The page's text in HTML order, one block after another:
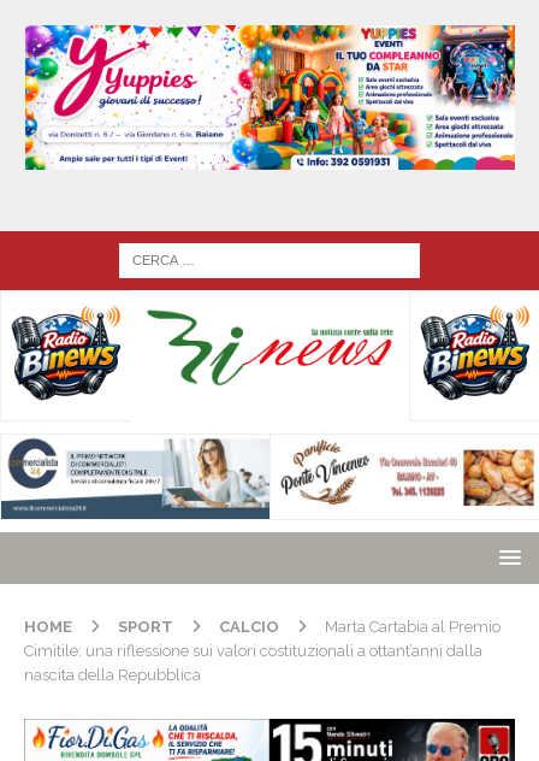
HOME SPORT CALCIO
Marta Cartabia al Premio
Cimitile: una riflessione sui valori costituzionali a ottant’anni dalla
nascita della Repubblica